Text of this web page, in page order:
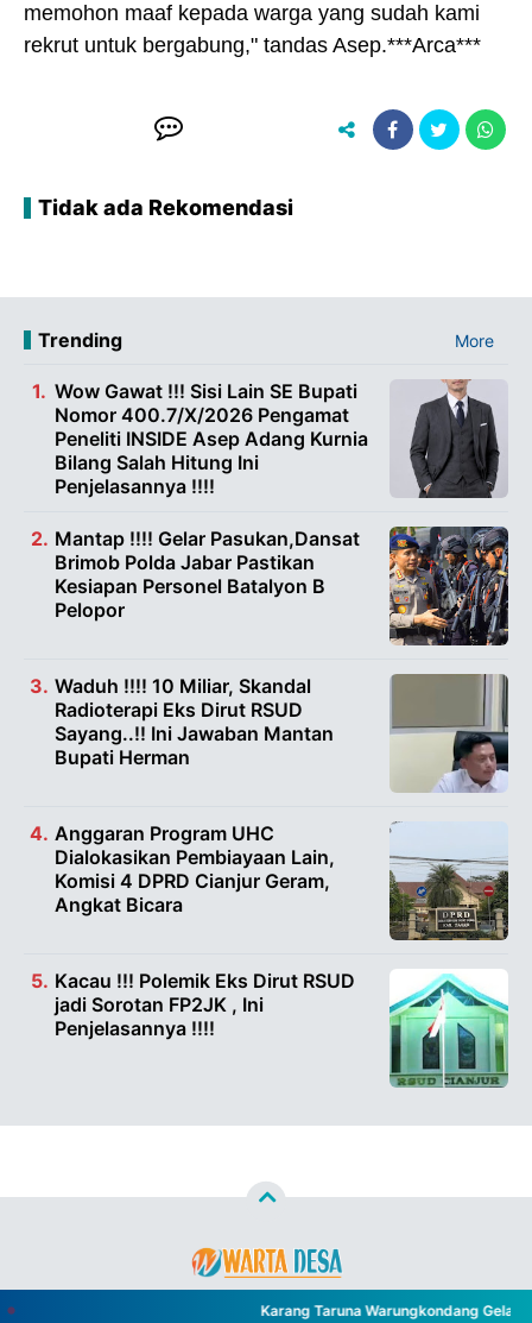
memohon maaf kepada warga yang sudah kami
rekrut untuk bergabung," tandas Asep.***Arca***
Tidak ada Rekomendasi
Trending More
Wow Gawat !!! Sisi Lain SE Bupati
Nomor 400.7/X/2026 Pengamat
Peneliti INSIDE Asep Adang Kurnia
Bilang Salah Hitung Ini
Penjelasannya !!!!
Mantap !!!! Gelar Pasukan,Dansat
Brimob Polda Jabar Pastikan
Kesiapan Personel Batalyon B
Pelopor
Waduh !!!! 10 Miliar, Skandal
Radioterapi Eks Dirut RSUD
Sayang..!! Ini Jawaban Mantan
Bupati Herman
Anggaran Program UHC
Dialokasikan Pembiayaan Lain,
Komisi 4 DPRD Cianjur Geram,
Angkat Bicara
Kacau !!! Polemik Eks Dirut RSUD
jadi Sorotan FP2JK , Ini
Penjelasannya !!!!
Karang Taruna Warungkondang Gelar
WARTA DESA™
- All Rights Reserved
Designed byNghustle